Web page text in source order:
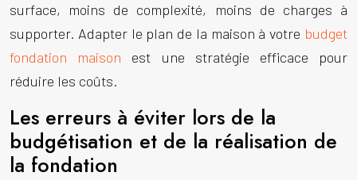
surface, moins de complexité, moins de charges à
supporter. Adapter le plan de la maison à votre budget
fondation maison est une stratégie efficace pour
réduire les coûts.
Les erreurs à éviter lors de la
budgétisation et de la réalisation de
la fondation